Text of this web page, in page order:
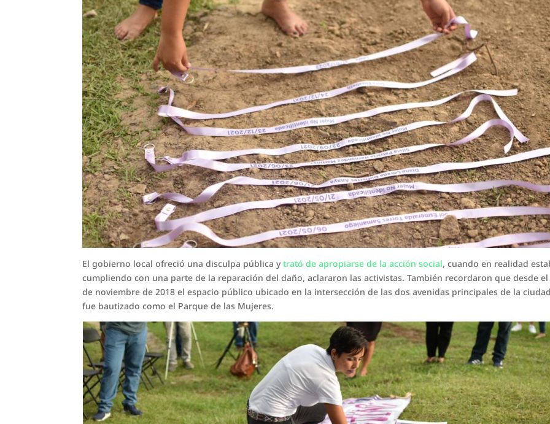
El gobierno local ofreció una disculpa pública ytrató de apropiarse de la acción social, cuando en realidad
cumpliendo con una parte de la reparación del daño, aclararon las activistas. También recordaron que desde el
de noviembre de 2018 el espacio público ubicado en la intersección de las dos avenidas principales de la
fue bautizado como el Parque de las Mujeres.